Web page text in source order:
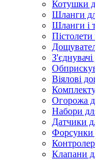
Котушки
Шланги
Шланги і
Віялові
Огорожа
Набори
Датчики
Форсунки
Клапани